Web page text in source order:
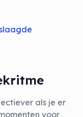
als je er
voor